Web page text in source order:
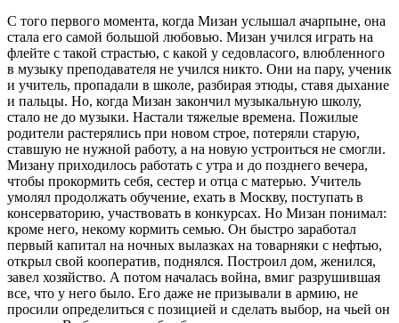
С того первого момента, когда Мизан услышал ачарпыне, она
стала его самой большой любовью. Мизан учился играть на
флейте с такой страстью, с какой у седовласого, влюбленного
в музыку преподавателя не учился никто. Они на пару, ученик
и учитель, пропадали в школе, разбирая этюды, ставя дыхание
и пальцы. Но, когда Мизан закончил музыкальную школу,
стало не до музыки. Настали тяжелые времена. Пожилые
родители растерялись при новом строе, потеряли старую,
ставшую не нужной работу, а на новую устроиться не смогли.
Мизану приходилось работать с утра и до позднего вечера,
чтобы прокормить себя, сестер и отца с матерью. Учитель
умолял продолжать обучение, ехать в Москву, поступать в
консерваторию, участвовать в конкурсах. Но Мизан понимал:
кроме него, некому кормить семью. Он быстро заработал
первый капитал на ночных вылазках на товарняки с нефтью,
открыл свой кооператив, поднялся. Построил дом, женился,
завел хозяйство. А потом началась война, вмиг разрушившая
все, что у него было. Его даже не призывали в армию, не
просили определиться с позицией и сделать выбор, на чьей он